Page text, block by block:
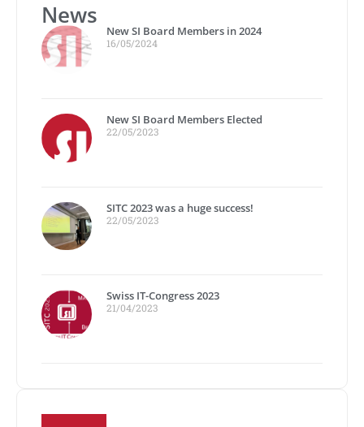
News
New SI Board Members in 2024
16/05/2024
New SI Board Members Elected
22/05/2023
SITC 2023 was a huge success!
22/05/2023
Swiss IT-Congress 2023
21/04/2023